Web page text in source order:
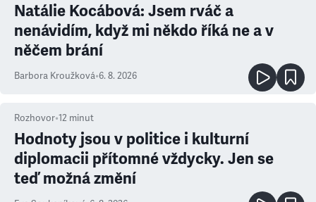
Natálie Kocábová: Jsem rváč a
nenávidím, když mi někdo říká ne a v
něčem brání
Barbora Kroužková•6. 8. 2026
Rozhovor•12 minut
Hodnoty jsou v politice i kulturní
diplomacii přítomné vždycky. Jen se
teď možná změní